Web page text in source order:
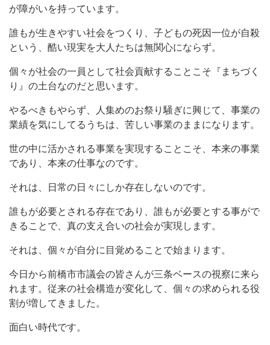
が障がいを持っています。
誰もが生きやすい社会をつくり、子どもの死因一位が自殺
という、酷い現実を大人たちは無関心にならず。
個々が社会の一員として社会貢献することこそ『まちづく
り』の土台なのだと思います。
やるべきもやらず、人集めのお祭り騒ぎに興じて、事業の
業績を気にしてるうちは、苦しい事業のままになります。
世の中に活かされる事業を実現することこそ、本来の事業
であり、本来の仕事なのです。
それは、日常の日々にしか存在しないのです。
誰もが必要とされる存在であり、誰もが必要とする事がで
きることで、真の支え合いの社会が実現します。
それは、個々が自分に目覚めることで始まります。
今日から前橋市市議会の皆さんが三条ベースの視察に来ら
れます。従来の社会構造が変化して、個々の求められる役
割が増してきました。
面白い時代です。